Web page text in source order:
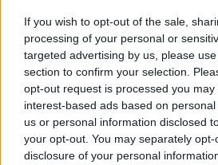
If you wish to opt-out of the sale,
processing of your personal or
targeted advertising by us, please
section to confirm your selection.
opt-out request is processed you may
interest-based ads based on
us or personal information disclosed
your opt-out. You may separately
disclosure of your personal
ΧΡΗΣΤΙΚΑ
Motor Oil: Στους
πρώτα δύο αυτοκίνητα
ταξινομούνται στη χώρα
31/07/2026 - 11:11